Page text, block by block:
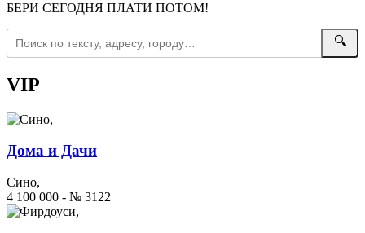
БЕРИ СЕГОДНЯ ПЛАТИ ПОТОМ!
🔍
VIP
Дома и Дачи
Сино,
4 100 000 - № 3122